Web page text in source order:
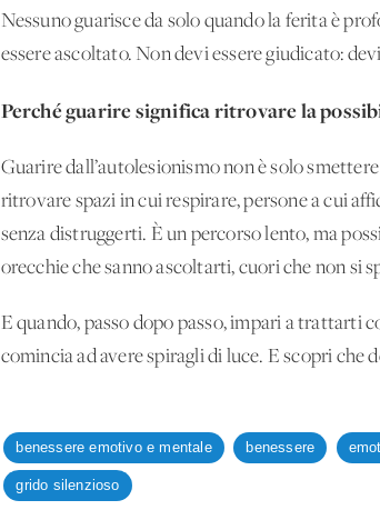
Nessuno guarisce da solo quando la ferita è
essere ascoltato. Non devi essere giudicato:
Perché guarire significa ritrovare la
Guarire dall’autolesionismo non è solo
ritrovare spazi in cui respirare, persone a cui
senza distruggerti. È un percorso lento, ma
orecchie che sanno ascoltarti, cuori che non si
E quando, passo dopo passo, impari a trattarti
comincia ad avere spiragli di luce. E scopri che
benessere emotivo e mentale benessere
grido silenzioso